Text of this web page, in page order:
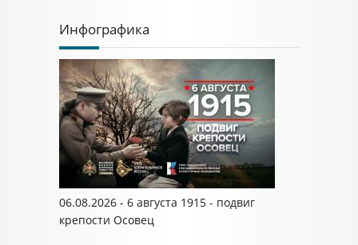
Инфографика
06.08.2026 - 6 августа 1915 - подвиг
крепости Осовец